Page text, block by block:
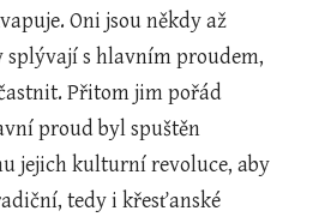
Oni jsou někdy až
splývají s hlavním proudem,
Přitom jim pořád
proud byl spuštěn
jejich kulturní revoluce, aby
tedy i křesťanské